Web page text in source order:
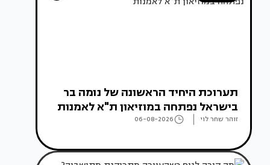
תערוכת היחיד הראשונה של נומה בר
בישראל נפתחה במוזיאון ת"א לאמנות
זוהר שחר לוי 06-08-2026